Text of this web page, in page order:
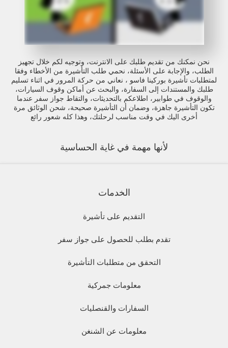
نحن نمكنك من تقديم طلبك على الانترنت، وتوجيه لكم خلال تجهيز
الطلب، والإجابة على الأسئلة، نحمي طلب التأشيرة من الأخطاء وفقا
لمتطلبات تأشيرة بوركينا فاسو ، نعاني من حركة المرور في اثناء تسليم
طلبك والمستندات إلى السفارة، والبحث عن أماكن وقوف السيارات،
والوقوف في طوابير، اطلاعكم بالتحديثات، والتقاط جواز سفر عندما
تكون التأشيرة جاهزة، وضمان أن التأشيرة صحيحة، شحن الوثائق مرة
أخرى اليك في وقت مناسب لرحلتك، وهذا كله شعور رائع
لأنها مهمة في غاية الحساسية
الخدمات
التقديم على تأشيرة
تقدم بطلب للحصول على جواز سفر
التحقق من متطلبات التأشيرة
معلومات جمركية
السفارات والقنصليات
معلومات عن الشنغن